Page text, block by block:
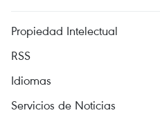
Propiedad Intelectual
RSS
Idiomas
Servicios de Noticias